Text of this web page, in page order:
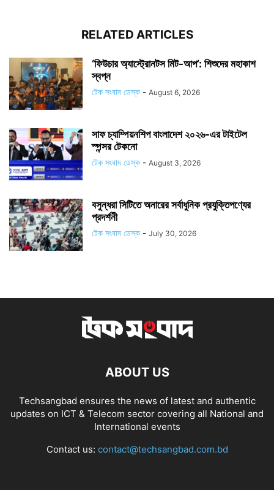
RELATED ARTICLES
‘ফিউচার অ্যাস্ট্রোনটস মিট-আপ’: শিশুদের মহাকাশ
স্বপ্ন
টেক সংবাদ ডেস্ক - August 6, 2026
সাফ চ্যাম্পিয়নশিপ বাংলাদেশ ২০২৬-এর টাইটেল
স্পন্সর টেকনো
টেক সংবাদ ডেস্ক - August 3, 2026
বসুন্ধরা সিটিতে অনারের সর্বাধুনিক প্রযুক্তিপণ্যের
প্রদর্শনী
টেক সংবাদ ডেস্ক - July 30, 2026
ABOUT US
Techsangbad ensures the news of latest and authentic
updates on ICT & Telecom sector covering all National and
International events
Contact us: contact@techsangbad.com.bd